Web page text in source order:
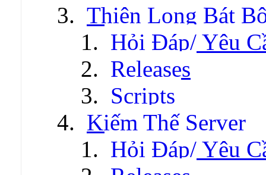
Thiên Long Bát
Hỏi Đáp/ Yêu
Releases
Scripts
Kiếm Thế Server
Hỏi Đáp/ Yêu